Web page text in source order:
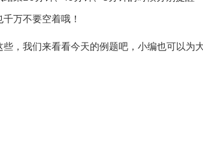
万不要空着哦！
，我们来看看今天的例题吧，小编也可以为